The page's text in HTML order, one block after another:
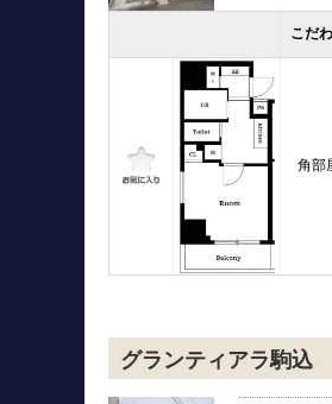
こだ
角部
グランティアラ駒込